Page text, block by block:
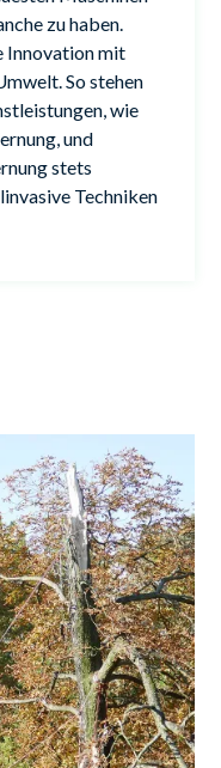
zu haben.
Innovation mit
So stehen
wie
und
stets
Techniken